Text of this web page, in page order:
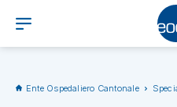
Ente Ospedaliero Cantonale